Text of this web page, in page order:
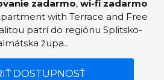
zadarmo, wi-fi zadarmo
with Terrace and Free
patrí do regiónu Splitsko-
župa..
DOSTUPNOSŤ